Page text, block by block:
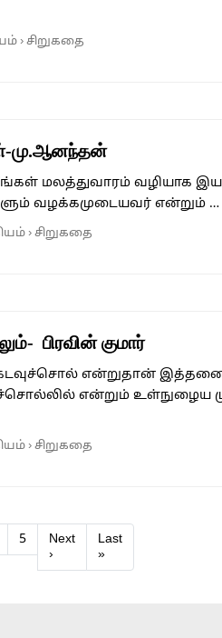
›சிறுகதை
மு.ஆனந்தன்
மலத்துவாரம் வழியாக
வழக்கமுடையவர் என்றும் …
›சிறுகதை
பிரவின் குமார்
என்றுதான்
என்றும் உள்நுழைய
›சிறுகதை
Page
5
Next
›
Last
»